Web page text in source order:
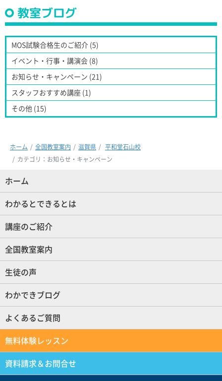
教室ブログ
MOS試験合格生のご紹介 (5)
イベント・行事・講演会 (8)
お知らせ・キャンペーン (21)
スタッフおすすめ講座 (1)
その他 (15)
ホーム 全国教室案内 滋賀県
平和堂石山校
カテゴリ：お知らせ・キャンペーン
ホーム
わかるとできるとは
講座のご紹介
全国教室案内
生徒の声
わかできブログ
よくあるご質問
無料体験レッスン
資料請求＆お問合せ